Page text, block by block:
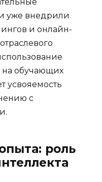
уже внедрили
и онлайн-
на обучающих
усвояемость
с
роль